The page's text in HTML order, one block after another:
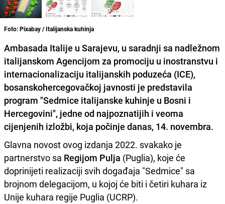
Foto: Pixabay / Italijanska kuhinja
Ambasada Italije u Sarajevu, u saradnji sa nadležnom
italijanskom Agencijom za promociju u inostranstvu i
internacionalizaciju italijanskih poduzeća (ICE),
bosanskohercegovačkoj javnosti je predstavila
program "Sedmice italijanske kuhinje u Bosni i
Hercegovini", jedne od najpoznatijih i veoma
cijenjenih izložbi, koja počinje danas, 14. novembra.
Glavna novost ovog izdanja 2022. svakako je
partnerstvo sa Regijom Pulja (Puglia), koje će
doprinijeti realizaciji svih događaja "Sedmice" sa
brojnom delegacijom, u kojoj će biti i četiri kuhara iz
Unije kuhara regije Puglia (UCRP).